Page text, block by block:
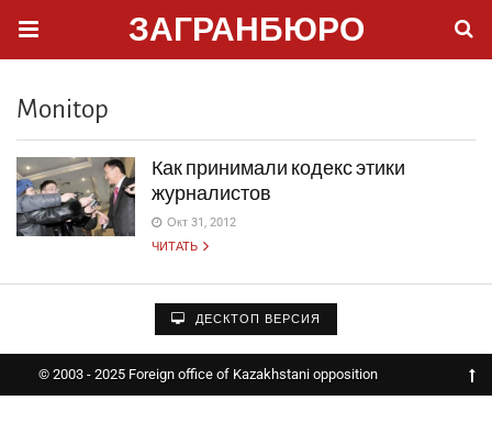
ЗАГРАНБЮРО
Monitop
Как принимали кодекс этики
журналистов
Окт 31, 2012
ЧИТАТЬ
ДЕСКТОП ВЕРСИЯ
© 2003 - 2025 Foreign office of Kazakhstani opposition